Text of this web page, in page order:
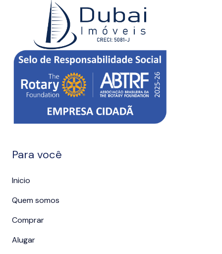
Para você
Inicio
Quem somos
Comprar
Alugar